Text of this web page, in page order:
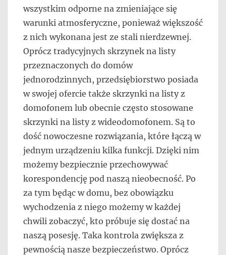
wszystkim odporne na zmieniające się
warunki atmosferyczne, ponieważ większość
z nich wykonana jest ze stali nierdzewnej.
Oprócz tradycyjnych skrzynek na listy
przeznaczonych do domów
jednorodzinnych, przedsiębiorstwo posiada
w swojej ofercie także skrzynki na listy z
domofonem lub obecnie często stosowane
skrzynki na listy z wideodomofonem. Są to
dość nowoczesne rozwiązania, które łączą w
jednym urządzeniu kilka funkcji. Dzięki nim
możemy bezpiecznie przechowywać
korespondencję pod naszą nieobecność. Po
za tym będąc w domu, bez obowiązku
wychodzenia z niego możemy w każdej
chwili zobaczyć, kto próbuje się dostać na
naszą posesję. Taka kontrola zwiększa z
pewnością nasze bezpieczeństwo. Oprócz